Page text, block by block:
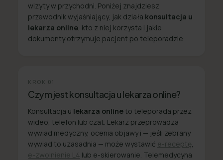
wizyty w przychodni. Poniżej znajdziesz
przewodnik wyjaśniający, jak działa konsultacja u
lekarza online , kto z niej korzysta i jakie
dokumenty otrzymuje pacjent po teleporadzie.
KROK 01
Czym jest konsultacja u lekarza online?
Konsultacja u lekarza onlineto teleporada przez
wideo, telefon lub czat. Lekarz przeprowadza
wywiad medyczny, ocenia objawy i — jeśli zebrany
wywiad to uzasadnia — może wystawić e-receptę
e-zwolnienie L4 lub e-skierowanie. Telemedycyna